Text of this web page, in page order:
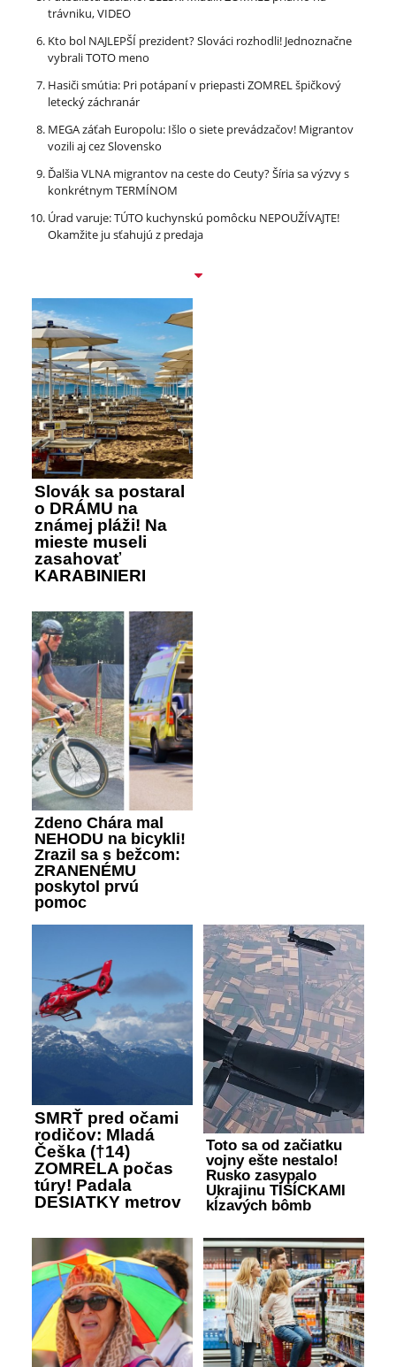
trávniku, VIDEO
Kto bol NAJLEPŠÍ prezident? Slováci rozhodli! Jednoznačne
vybrali TOTO meno
Hasiči smútia: Pri potápaní v priepasti ZOMREL špičkový
letecký záchranár
MEGA záťah Europolu: Išlo o siete prevádzačov! Migrantov
vozili aj cez Slovensko
Ďalšia VLNA migrantov na ceste do Ceuty? Šíria sa výzvy s
konkrétnym TERMÍNOM
Úrad varuje: TÚTO kuchynskú pomôcku NEPOUŽÍVAJTE!
Okamžite ju sťahujú z predaja
Slovák sa postaral
o DRÁMU na
známej pláži! Na
mieste museli
zasahovať
KARABINIERI
Zdeno Chára mal
NEHODU na bicykli!
Zrazil sa s bežcom:
ZRANENÉMU
poskytol prvú
pomoc
SMRŤ pred očami
rodičov: Mladá
Češka (†14)
ZOMRELA počas
túry! Padala
DESIATKY metrov
Toto sa od začiatku
vojny ešte nestalo!
Rusko zasypalo
Ukrajinu TISÍCKAMI
kĺzavých bômb